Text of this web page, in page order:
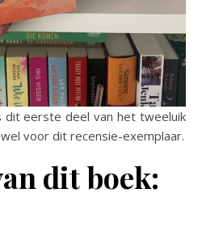
voor dit recensie-exemplaar.
dit boek: